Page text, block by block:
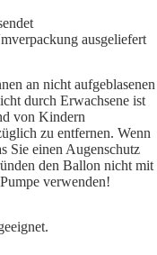
ausgeliefert
an nicht aufgeblasenen
durch Erwachsene ist
von Kindern
zu entfernen. Wenn
Sie einen Augenschutz
den Ballon nicht mit
verwenden!